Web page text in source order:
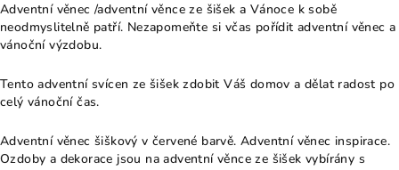
Adventní věnec /adventní věnce ze šišek a Vánoce k sobě
neodmyslitelně patří. Nezapomeňte si včas pořídit adventní věnec a
vánoční výzdobu.
Tento adventní svícen ze šišek zdobit Váš domov a dělat radost po
celý vánoční čas.
Adventní věnec šiškový v červené barvě. Adventní věnec inspirace.
Ozdoby a dekorace jsou na adventní věnce ze šišek vybírány s